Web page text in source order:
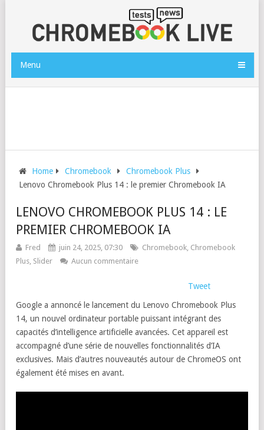
Menu
Home Chromebook
Chromebook Plus
Lenovo Chromebook Plus 14 : le premier Chromebook IA
LENOVO CHROMEBOOK PLUS 14 : LE
PREMIER CHROMEBOOK IA
Fred juin 24, 2025, 07:30 Chromebook, Chromebook
Plus, Slider Aucun commentaire
Tweet
Google a annoncé le lancement du Lenovo Chromebook Plus
14, un nouvel ordinateur portable puissant intégrant des
capacités d’intelligence artificielle avancées. Cet appareil est
accompagné d’une série de nouvelles fonctionnalités d’IA
exclusives. Mais d’autres nouveautés autour de ChromeOS ont
également été mises en avant.